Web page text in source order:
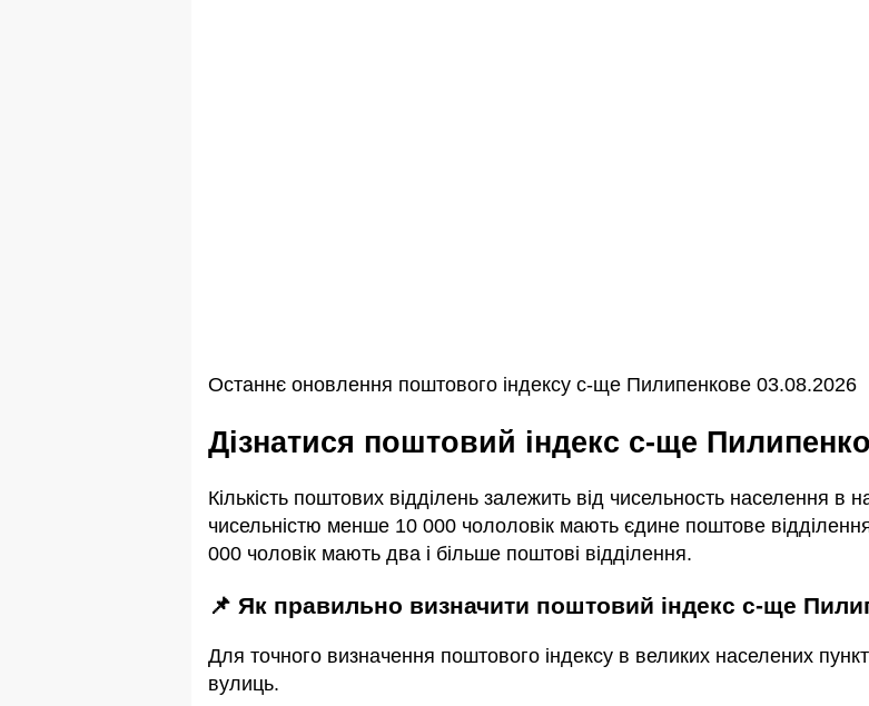
Останнє оновлення поштового індексу с-ще Пилипенкове 03.08.2026
Дізнатися поштовий індекс с-ще
Кількість поштових відділень залежить від чисельность населення в
чисельністю менше 10 000 чололовік мають єдине поштове
000 чоловік мають два і більше поштові відділення.
📌 Як правильно визначити поштовий індекс с-ще
Для точного визначення поштового індексу в великих населених
вулиць.